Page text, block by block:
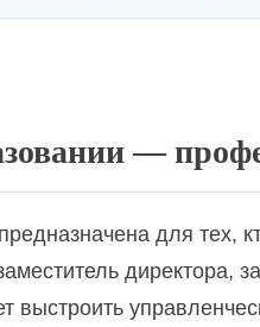
обучение
—
для тех,
выстроить